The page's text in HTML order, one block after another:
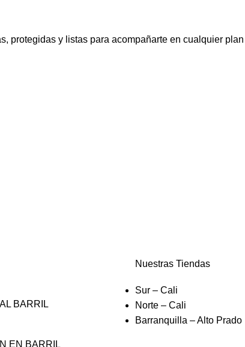
protegidas y listas para acompañarte en cualquier
BARRIL
EN BARRIL
Nuestras Tiendas
Sur – Cali
Norte – Cali
Barranquilla – Alto Prado